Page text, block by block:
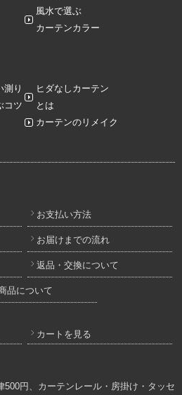
風水で選ぶ
カーテンカラー
測り
コツ
ヒダなしカーテン
とは
カーテンのリメイク
お支払い方法
お届けまでの流れ
返品・交換について
品について
カートを見る
500円、カーテンレール・房掛け・タッセ